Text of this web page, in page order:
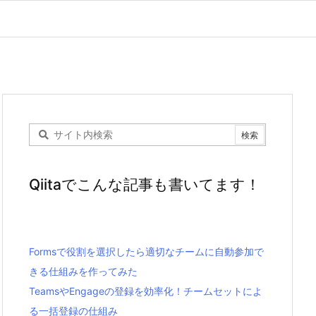
Qiitaでこんな記事も書いてます！
Formsで役割を選択したら適切なチームに自動参加で
きる仕組みを作ってみた
TeamsやEngageの登録を効率化！チームセットによ
る一括登録の仕組み